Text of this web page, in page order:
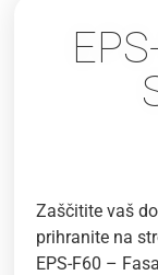
Zaščitite vaš
prihranite na
EPS-F60 –